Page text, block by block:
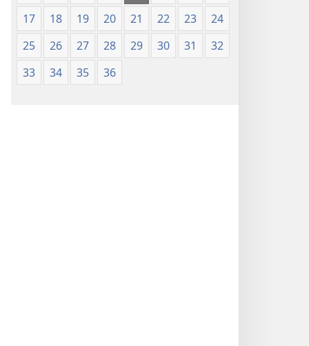
Nsọ
(Nke
Mkpo
Ya
17
18 19 20 21 22 23
24
25
26 27 28 29 30 31
32
33
34 35 36